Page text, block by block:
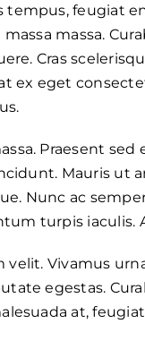
tempus, feugiat
massa massa.
Cras
ex eget
Praesent
Mauris ut
Nunc ac
turpis iaculis.
Vivamus
egestas.
at,